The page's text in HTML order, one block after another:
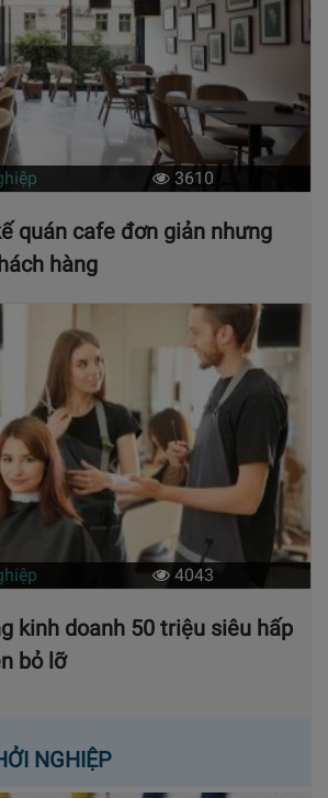
3610
quán cafe đơn giản nhưng
hàng
4043
kinh doanh 50 triệu siêu hấp
bỏ lỡ
NGHIỆP